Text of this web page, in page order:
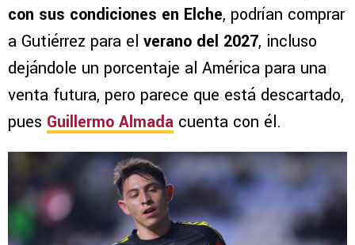
con sus condiciones en Elche, podrían comprar
a Gutiérrez para el verano del 2027, incluso
dejándole un porcentaje al América para una
venta futura, pero parece que está descartado,
pues Guillermo Almada cuenta con él.